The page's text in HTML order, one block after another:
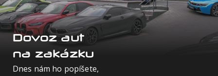
Dovoz aut
na zakázku
Dnes nám ho popíšete,